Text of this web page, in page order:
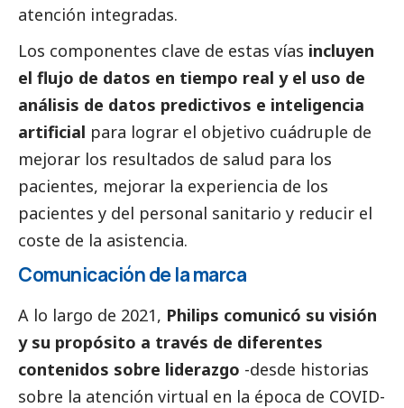
atención integradas.
Los componentes clave de estas vías incluyen
el flujo de datos en tiempo real y el uso de
análisis de datos predictivos e inteligencia
artificial para lograr el objetivo cuádruple de
mejorar los resultados de salud para los
pacientes, mejorar la experiencia de los
pacientes y del personal sanitario y reducir el
coste de la asistencia.
Comunicación de la marca
A lo largo de 2021, Philips comunicó su visión
y su propósito a través de diferentes
contenidos sobre liderazgo -desde historias
sobre la atención virtual en la época de COVID-